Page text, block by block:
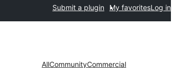
Submit a plugin My favoritesLog in
AllCommunityCommercial